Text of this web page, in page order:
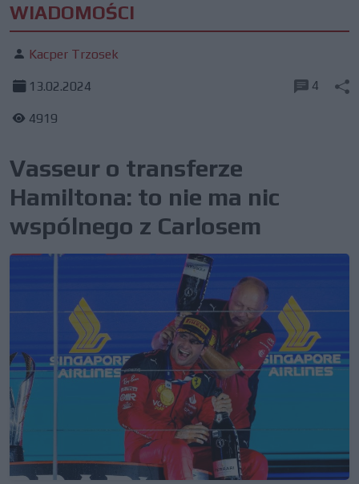
WIADOMOŚCI
Kacper Trzosek
13.02.2024
4919
4
Vasseur o transferze
Hamiltona: to nie ma nic
wspólnego z Carlosem